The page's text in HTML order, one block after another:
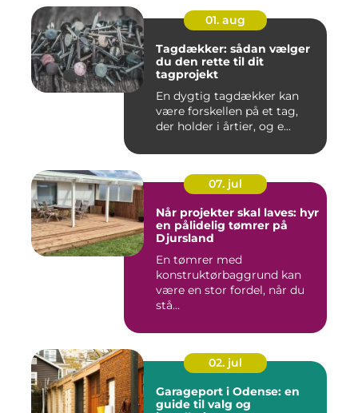
01. aug
Tagdækker: sådan vælger
du den rette til dit
tagprojekt
En dygtig tagdækker kan
være forskellen på et tag,
der holder i årtier, og e...
07. jul
Når projekter skal laves: hyr
en pålidelig tømrer på
Djursland
En tømrer med
konstruktørbaggrund kan
være en stor fordel, når du
stå...
02. jul
Garageport i Odense: en
guide til valg og